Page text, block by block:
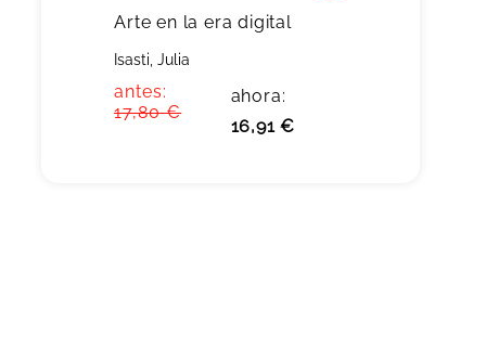
Arte en la era digital
Isasti, Julia
antes:
17,80 €
ahora:
16,91 €